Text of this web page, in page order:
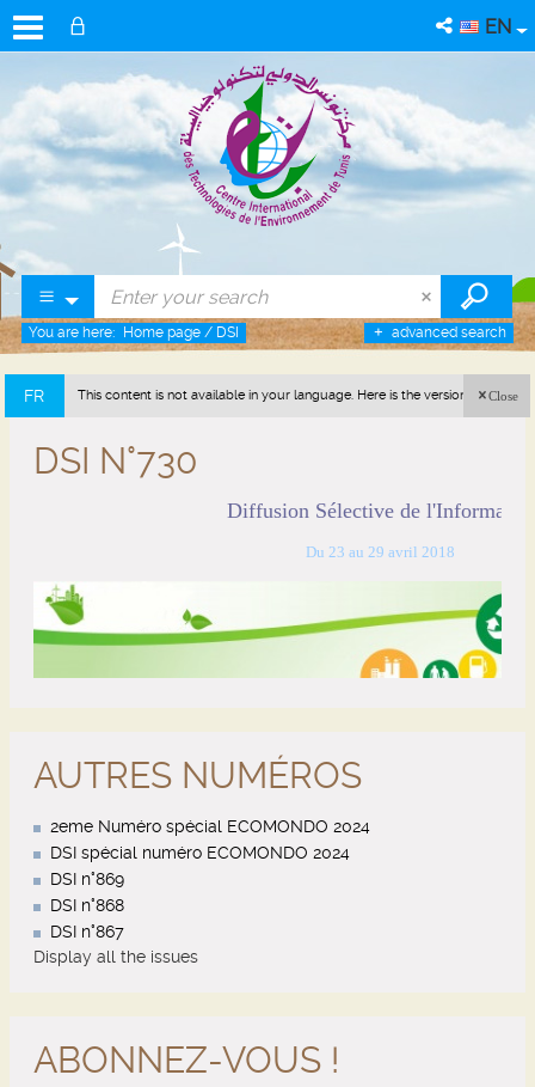
EN
advanced search
You are here: Home page / DSI
FR This content is not available in your language. Here is the version in french
Close
DSI N°730
AUTRES NUMÉROS
2eme Numéro spécial ECOMONDO 2024
DSI spécial numéro ECOMONDO 2024
DSI n°869
DSI n°868
DSI n°867
Display all the issues
ABONNEZ-VOUS !